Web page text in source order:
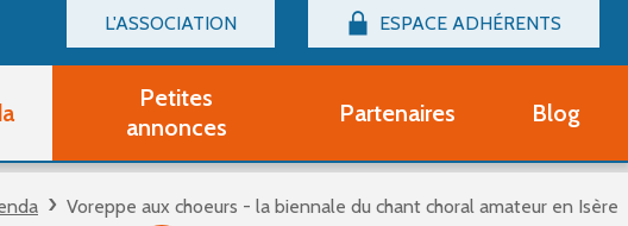
L'ASSOCIATION
Billetterie
Devenir adhérent Groupe Vocal
Devenir adhérent Partenaire
Ouvrir un compte Découverte
ESPACE ADHÉRENTS
Connexion
Petites
annonces
Partitions d'occasion
Partenaires Blog
Voreppe aux choeurs - la biennale du chant choral amateur en Isère